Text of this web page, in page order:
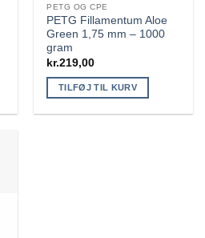
PETG OG CPE
PETG Fillamentum Aloe
Green 1,75 mm – 1000
gram
kr.219,00
TILFØJ TIL KURV